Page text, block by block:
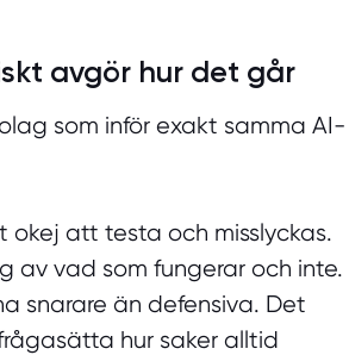
avgör hur det går
som inför exakt samma AI-
okej att testa och misslyckas.
av vad som fungerar och inte.
snarare än defensiva. Det
hur saker alltid